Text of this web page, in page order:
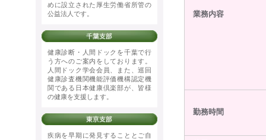
めに設立された厚生労働省所管の
公益法人です。
健康診断・人間ドックを千葉で行
う方へのご案内をしております。
人間ドック学会会員、また、巡回
健康診査機関機能評価機構認定機
関である日本健康倶楽部が、皆様
の健康を支援します。
疾病を早期に発見することとご自
業務内容
勤務時間